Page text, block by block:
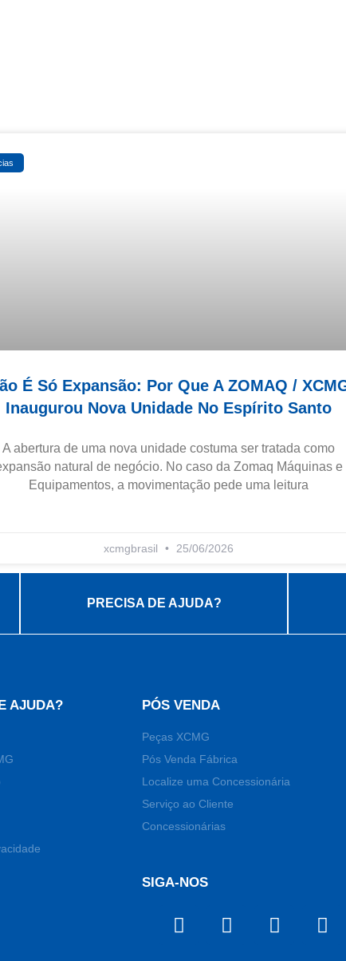
É Só Expansão: Por Que A ZOMAQ /
Inaugurou Nova Unidade No Espírito Santo
A abertura de uma nova unidade costuma ser tratada como
natural de negócio. No caso da Zomaq Máquinas e
Equipamentos, a movimentação pede uma leitura
xcmgbrasil 25/06/2026
PRECISA DE AJUDA?
AJUDA? PÓS VENDA
Peças XCMG
Pós Venda Fábrica
Localize uma Concessionária
Serviço ao Cliente
Concessionárias
SIGA-NOS